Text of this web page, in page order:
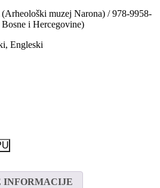
muzej Narona) / 978-9958-
i Hercegovine)
Engleski
INFORMACIJE